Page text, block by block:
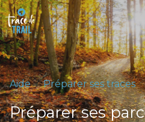
Aide Préparer ses traces
Préparer ses